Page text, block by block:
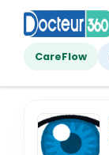
CareFlow